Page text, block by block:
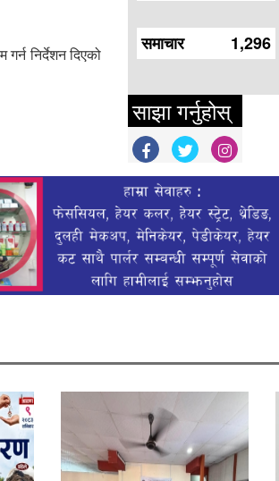
निर्देशन दिएको
1,296
समाचार
साझा गर्नुहोस्